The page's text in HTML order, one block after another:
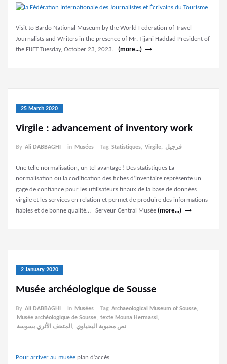
Visit to Bardo National Museum by the World Federation of Travel
Journalists and Writers in the presence of Mr. Tijani Haddad President of
the FIJET Tuesday, October 23, 2023. (more…)
25 March 2020
Virgile : advancement of inventory work
By Ali DABBAGHI in Musées Tag Statistiques, Virgile, فرجيل
Une telle normalisation, un tel avantage ! Des statistiques La
normalisation ou la codification des fiches d’inventaire représente un
gage de confiance pour les utilisateurs finaux de la base de données
virgile et les services en relation et permet de produire des informations
fiables et de bonne qualité… Serveur Central Musée (more…)
2 January 2020
Musée archéologique de Sousse
By Ali DABBAGHI in Musées Tag Archaeological Museum of Sousse,
Musée archéologique de Sousse, texte Mouna Hermassi,
المتحف الأثري بسوسة , نص محبوبة اليحياوي
Pour arriver au musée plan d’accès